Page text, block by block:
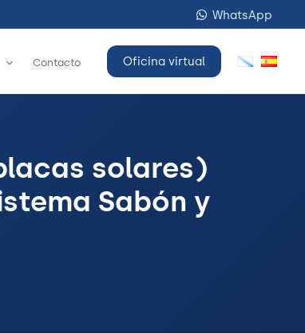
WhatsApp
Contacto Oficina virtual
solares)
Sabón y